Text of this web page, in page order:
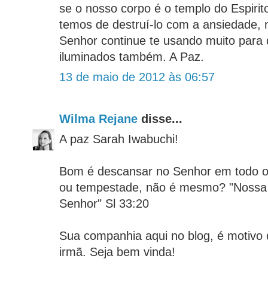
se o nosso corpo é o templo do
temos de destruí-lo com a ansiedade,
Senhor continue te usando muito para
iluminados também. A Paz.
13 de maio de 2012 às 06:57
Wilma Rejane disse...
A paz Sarah Iwabuchi!
Bom é descansar no Senhor em todo
ou tempestade, não é mesmo?
Senhor" Sl 33:20
Sua companhia aqui no blog, é
irmã. Seja bem vinda!